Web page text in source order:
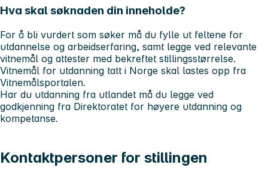
Hva skal søknaden din inneholde?
For å bli vurdert som søker må du fylle ut feltene for
utdannelse og arbeidserfaring, samt legge ved relevante
vitnemål og attester med bekreftet stillingsstørrelse.
Vitnemål for utdanning tatt i Norge skal lastes opp fra
Vitnemålsportalen.
Har du utdanning fra utlandet må du legge ved
godkjenning fra Direktoratet for høyere utdanning og
kompetanse.
Kontaktpersoner for stillingen